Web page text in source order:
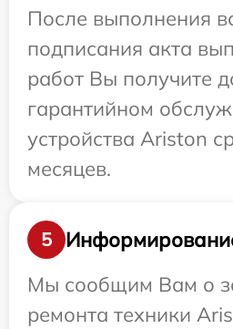
После выполнения
подписания акта
работ Вы получите
гарантийном
устройства Ariston
месяцев.
5
Мы сообщим Вам о
ремонта техники